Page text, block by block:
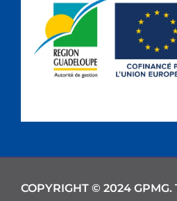
COPYRIGHT © 2024 GPMG.